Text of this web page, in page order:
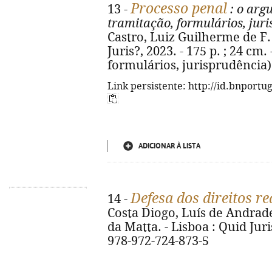
13 -Processo penal : o
tramitação, formulários,
Castro, Luiz Guilherme de
Juris?, 2023. - 175 p. ; 24
formulários, jurisprudência).
Link persistente: http://
ADICIONAR À LISTA
14 -Defesa dos direitos
Costa Diogo, Luís de
da Matta. - Lisboa : Quid
978-972-724-873-5